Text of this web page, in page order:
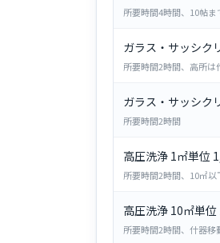
所要時間4時間、10帖
ガラス・サッシク
所要時間2時間、高所
ガラス・サッシク
所要時間2時間
高圧洗浄 1㎡単位
所要時間2時間、10㎡以
高圧洗浄 10㎡単
所要時間2時間、什器移